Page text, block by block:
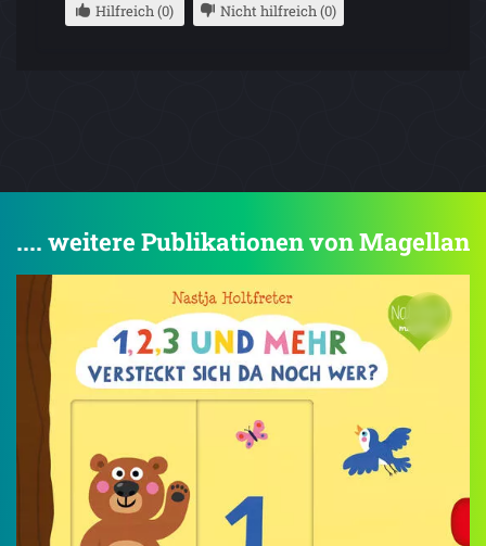
Hilfreich (0) Nicht hilfreich (0)
.... weitere Publikationen von Magellan